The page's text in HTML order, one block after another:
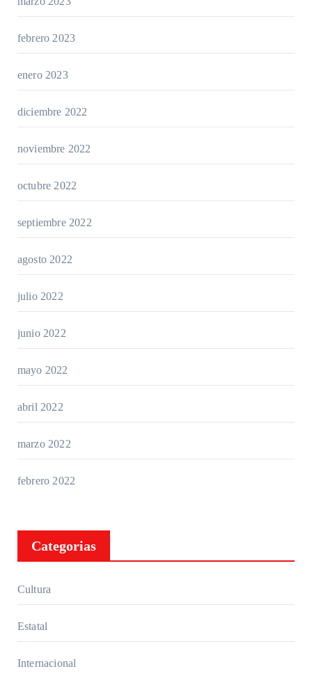
febrero 2023
enero 2023
diciembre 2022
noviembre 2022
octubre 2022
septiembre 2022
agosto 2022
julio 2022
junio 2022
mayo 2022
abril 2022
marzo 2022
febrero 2022
Categorias
Cultura
Estatal
Internacional